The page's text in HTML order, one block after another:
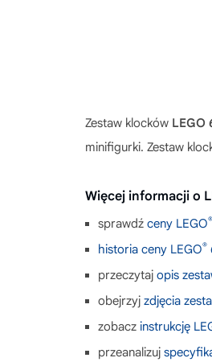
Zestaw klocków LEGO
minifigurki. Zestaw
Więcej informacji o
sprawdź ceny LEGO®
historia ceny LEGO®
przeczytaj opis
obejrzyj zdjęcia
zobacz instrukcję
przeanalizuj